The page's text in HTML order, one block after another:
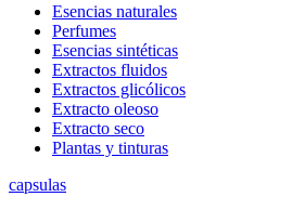
Esencias naturales
Perfumes
Esencias sintéticas
Extractos fluidos
Extractos glicólicos
Extracto oleoso
Extracto seco
Plantas y tinturas
capsulas